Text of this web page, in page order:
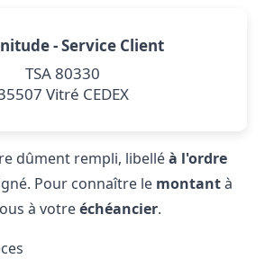
- Service Client
TSA 80330
Vitré CEDEX
dûment rempli, libelléà l'ordre
Pour connaître le montantà
à votreéchéancier.